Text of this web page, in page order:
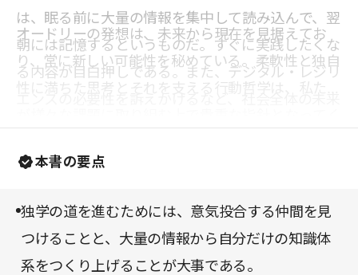
は、眠る前に大量の情報を集中して読み込んで、翌
朝には記憶するというものだ。すぐに実践したくな
る内容が目白押しである。また、デジタル・レジリ
をよりよくするための視点も数多く学べるよう工夫
されている。
オードリーの発想は、未来から現在を見据えてお
り、常に新しい可能性を秘めている。柔軟性と独自
性に満ちた思考とそれを支える行動哲学は、私たち
本書の要点
独学の道を進むためには、意気投合する仲間を見
つけることと、大量の情報から自分だけの知識体
系をつくり上げることが大事である。